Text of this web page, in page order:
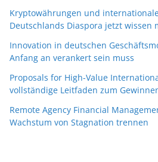
Kryptowährungen und
Deutschlands Diaspora jetzt wissen
Innovation in deutschen
Anfang an verankert sein muss
Proposals for High-Value
vollständige Leitfaden zum
Remote Agency Financial
Wachstum von Stagnation trennen